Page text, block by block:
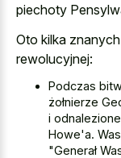
piechoty
Oto kilka
rewolucyjnej:
Podczas
żołnierze
i
Howe'a.
"Generał